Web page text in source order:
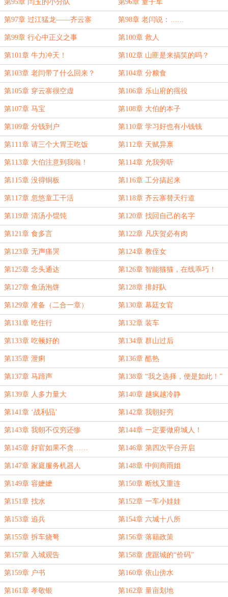
第95章 闫玉的小分队 第96章 童子军
第97章 过江猛龙——齐云寨 第98章 老闫说：……
第99章 行心中正义之事 第100章 救人
第101章 牛力冲天！ 第102章 山匪是来搞笑的吗？
第103章 老闫带了什么回来？ 第104章 分粮食
第105章 穿云寨很空虚 第106章 乐山府的徭役
第107章 马宝 第108章 大伯的本子
第109章 分钱到户 第110章 学习好也有小钱钱
第111章 请三个大胃王吃饭 第112章 天赋异禀
第113章 大伯注意到我啦！ 第114章 允我旁听
第115章 没得铜板 第116章 工分搞起来
第117章 忽悠童工干活 第118章 齐云寨替天行道
第119章 清汤小馄饨 第120章 找回自己的名字
第121章 食多言 第122章 凡庆贺必有肉
第123章 无声痛哭 第124章 教侄女
第125章 念头通达 第126章 智能猫猫，在线乖巧！
第127章 鱼汤泡饼 第128章 排好队
第129章 准备（二合一章） 第130章 幕廷女官
第131章 吃住行 第132章 装车
第133章 吃顿好的 第134章 群山过后
第135章 泄痢 第136章 酷热
第137章 马蹄声 第138章 “我之选择，便是如此！”
第139章 人多力量大 第140章 越疯越冷静
第141章 ‘战利品’ 第142章 我朝好穷
第143章 我朝不仅穷还惨 第144章 一定要做府城人！
第145章 好官如果不贪…… 第146章 第四次平台开启
第147章 家庭服务机器人 第148章 中间商雨姐
第149章 容嬷嬷 第150章 断线又重连
第151章 找水 第152章 一车小娃娃
第153章 追兵 第154章 六城十八所
第155章 拆车烧弩 第156章 落籍政策
第157章 入城观告 第158章 虎踞城的“价码”
第159章 户书 第160章 依山傍水
第161章 孝敬银 第162章 量亩划地